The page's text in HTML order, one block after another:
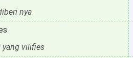
nya
yang vilifies